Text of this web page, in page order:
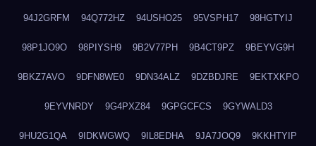
94J2GRFM 94Q772HZ 94USHO25 95VSPH17 98HGTYIJ
98P1JO9O 98PIYSH9 9B2V77PH 9B4CT9PZ 9BEYVG9H
9BKZ7AVO 9DFN8WE0 9DN34ALZ 9DZBDJRE 9EKTXKPO
9EYVNRDY 9G4PXZ84 9GPGCFCS 9GYWALD3
9HU2G1QA 9IDKWGWQ 9IL8EDHA 9JA7JOQ9 9KKHTYIP